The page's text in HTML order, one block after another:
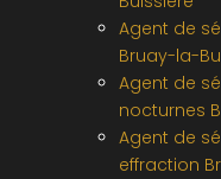
Agent de
Bruay-la-
Agent de
nocturnes
Agent de
effraction